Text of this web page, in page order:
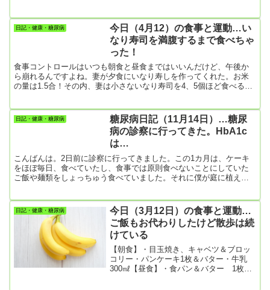
ハム・キャベツ、ブロッコリー、大学芋・根菜のコンソメスープ
【昼食】・妻手作りのパウンドケーキ 1切れ・クッキー 1枚今日
は妻が久しぶりにケーキを焼いた。【夕食】・おでん…満腹するま
日記・健康・糖尿病
今日（4月12）の食事と運動…い
なり寿司を満腹するまで食べちゃ
った！
食事コントロールはいつも朝食と昼食まではいいんだけど、午後か
ら崩れるんですよね。妻が夕食にいなり寿しを作ってくれた。お米
の量は1.5合！その内、妻は小さないなり寿司を4、5個ほど食べるの
べ過ぎないようにしてね」と言う。だけどお皿に盛られたいなり寿
司を残すなんてこと、僕には到底できない。まあ、今日1日で食べた
お米の量は、1.2合ほどなので大したことないと思うんだけど、いけ
日記・健康・糖尿病
糖尿病日記（11月14日）…糖尿
病の診察に行ってきた。HbA1c
は…
こんばんは。2日前に診察に行ってきました。この1カ月は、ケーキ
をほぼ毎日、食べていたし、食事では原則食べないことにしていた
ご飯や麺類をしょっちゅう食べていました。それに僕が庭に植えた
糖も最悪なんですけど。その上、ウォーキングや筋トレもあまりで
きなかったし。何だか、疲れてしまって・・・・。こんな生活を1カ
月続けたので、体重も前回の診察時に比べて1.4㎏も増えてしまいま
した。こんな...
日記・健康・糖尿病
今日（3月12日）の食事と運動…
ご飯もお代わりしたけど散歩は続
けている
【朝食】・目玉焼き、キャベツ＆ブロッ
コリー・パンケーキ1枚＆バター・牛乳
300㎖【昼食】・食パン＆バター 1枚・